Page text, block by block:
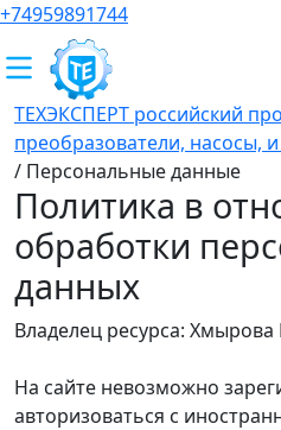
+74959891744
ТЕХЭКСПЕРТ российский
преобразователи, насосы,
/ Персональные данные
Политика в
обработки
данных
Владелец ресурса:
На сайте невозможно
авторизоваться с